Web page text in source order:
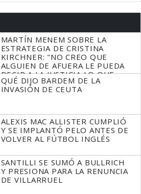
MARTÍN MENEM SOBRE LA
ESTRATEGIA DE CRISTINA
KIRCHNER: "NO CREO QUE
ALGUIEN DE AFUERA LE PUEDA
DECIR A LA JUSTICIA LO QUE
TIENE QUE HACER"
QUÉ DIJO BARDEM DE LA
INVASIÓN DE CEUTA
ALEXIS MAC ALLISTER CUMPLIÓ
Y SE IMPLANTÓ PELO ANTES DE
VOLVER AL FÚTBOL INGLÉS
SANTILLI SE SUMÓ A BULLRICH
Y PRESIONA PARA LA RENUNCIA
DE VILLARRUEL